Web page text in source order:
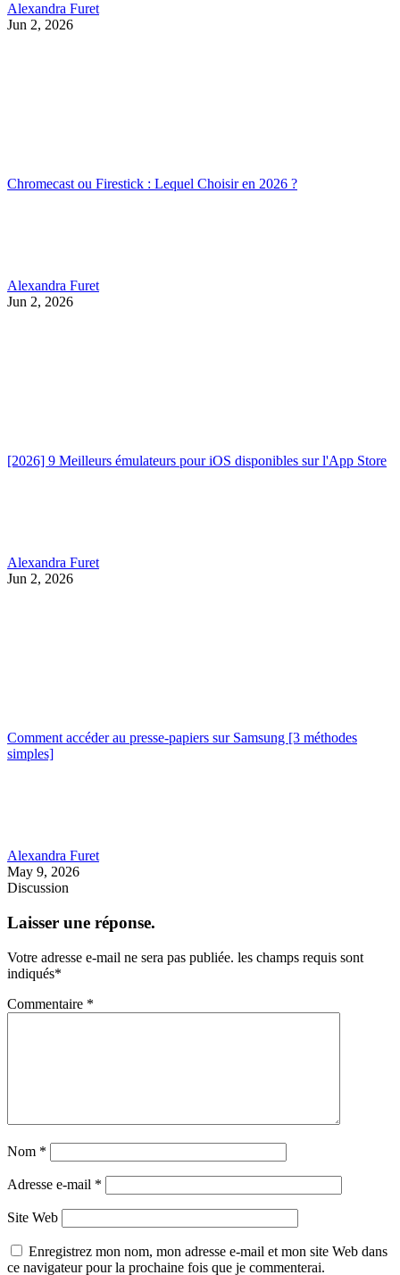
Alexandra Furet
Jun 2, 2026
Chromecast ou Firestick : Lequel Choisir en 2026 ?
Alexandra Furet
Jun 2, 2026
[2026] 9 Meilleurs émulateurs pour iOS disponibles sur l'App Store
Alexandra Furet
Jun 2, 2026
Comment accéder au presse-papiers sur Samsung [3 méthodes
simples]
Alexandra Furet
May 9, 2026
Discussion
Laisser une réponse.
Votre adresse e-mail ne sera pas publiée. les champs requis sont
indiqués*
Commentaire *
Nom *
Adresse e-mail *
Site Web
Enregistrez mon nom, mon adresse e-mail et mon site Web dans
ce navigateur pour la prochaine fois que je commenterai.